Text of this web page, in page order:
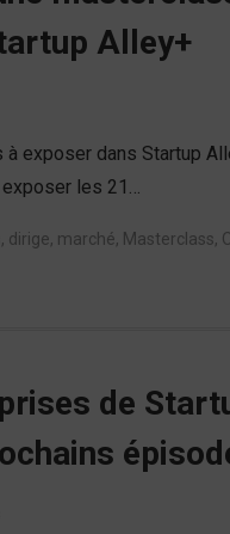
Alley+
à exposer dans Startup
les 21…
, dirige, marché, Masterclass,
de